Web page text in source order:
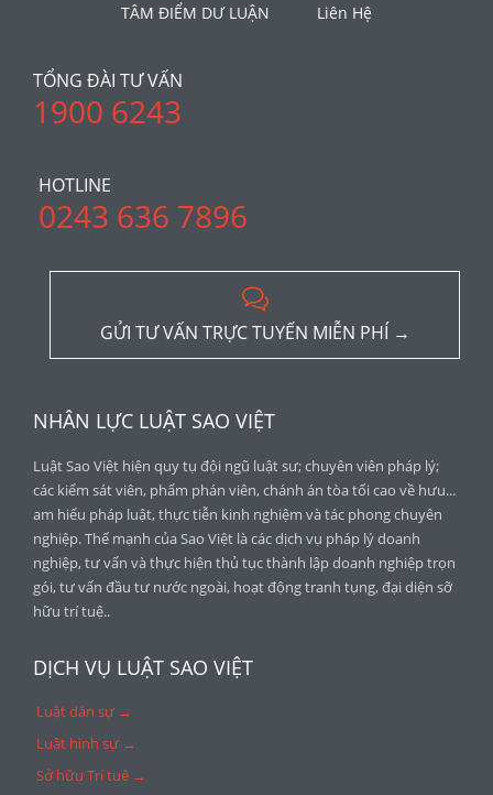
TÂM ĐIỂM DƯ LUẬN
Liên Hệ
TỔNG ĐÀI TƯ VẤN
1900 6243
HOTLINE
0243 636 7896

GỬI TƯ VẤN TRỰC TUYẾN MIỄN PHÍ →
NHÂN LỰC LUẬT SAO VIỆT
Luật Sao Việt hiện quy tụ đội ngũ luật sư; chuyên viên pháp lý;
các kiểm sát viên, phẩm phán viên, chánh án tòa tối cao về hưu...
am hiểu pháp luật, thực tiễn kinh nghiệm và tác phong chuyên
nghiệp. Thế mạnh của Sao Việt là các dịch vụ pháp lý doanh
nghiệp, tư vấn và thực hiện thủ tục thành lập doanh nghiệp trọn
gói, tư vấn đầu tư nước ngoài, hoạt động tranh tụng, đại diện sỡ
hữu trí tuệ..
DỊCH VỤ LUẬT SAO VIỆT
Luật dân sự →
Luật hình sự →
Sở hữu Trí tuệ →